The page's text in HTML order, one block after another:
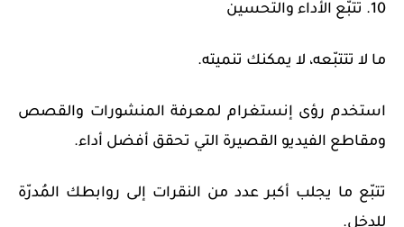
10. تتبّع الأداء والتحسين
ما لا تتتبّعه، لا يمكنك تنميته.
استخدم رؤى إنستغرام لمعرفة المنشورات والقصص
ومقاطع الفيديو القصيرة التي تحقق أفضل أداء.
تتبّع ما يجلب أكبر عدد من النقرات إلى روابطك المُدرّة
للدخل.